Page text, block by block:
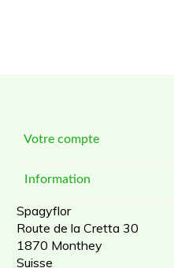
Spagyflor
Route de la Cretta 30
1870 Monthey
Suisse
Information
Votre compte